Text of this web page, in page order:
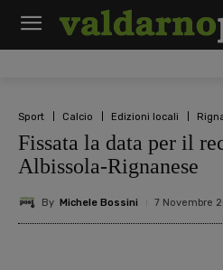
Sport Calcio Edizioni locali
Fissata la data per il
Albissola-Rignanese
By Michele Bossini 7 Novembre